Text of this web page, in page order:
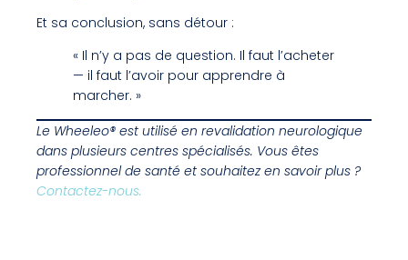
Et sa conclusion, sans détour :
« Il n’y a pas de question. Il faut l’acheter
— il faut l’avoir pour apprendre à
marcher. »
Le Wheeleo® est utilisé en revalidation neurologique
dans plusieurs centres spécialisés. Vous êtes
professionnel de santé et souhaitez en savoir plus ?
Contactez-nous.